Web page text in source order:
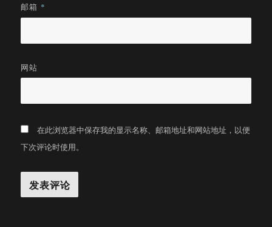
邮箱 *
网站
在此浏览器中保存我的显示名称、邮箱地址和网站地址，以便
下次评论时使用。